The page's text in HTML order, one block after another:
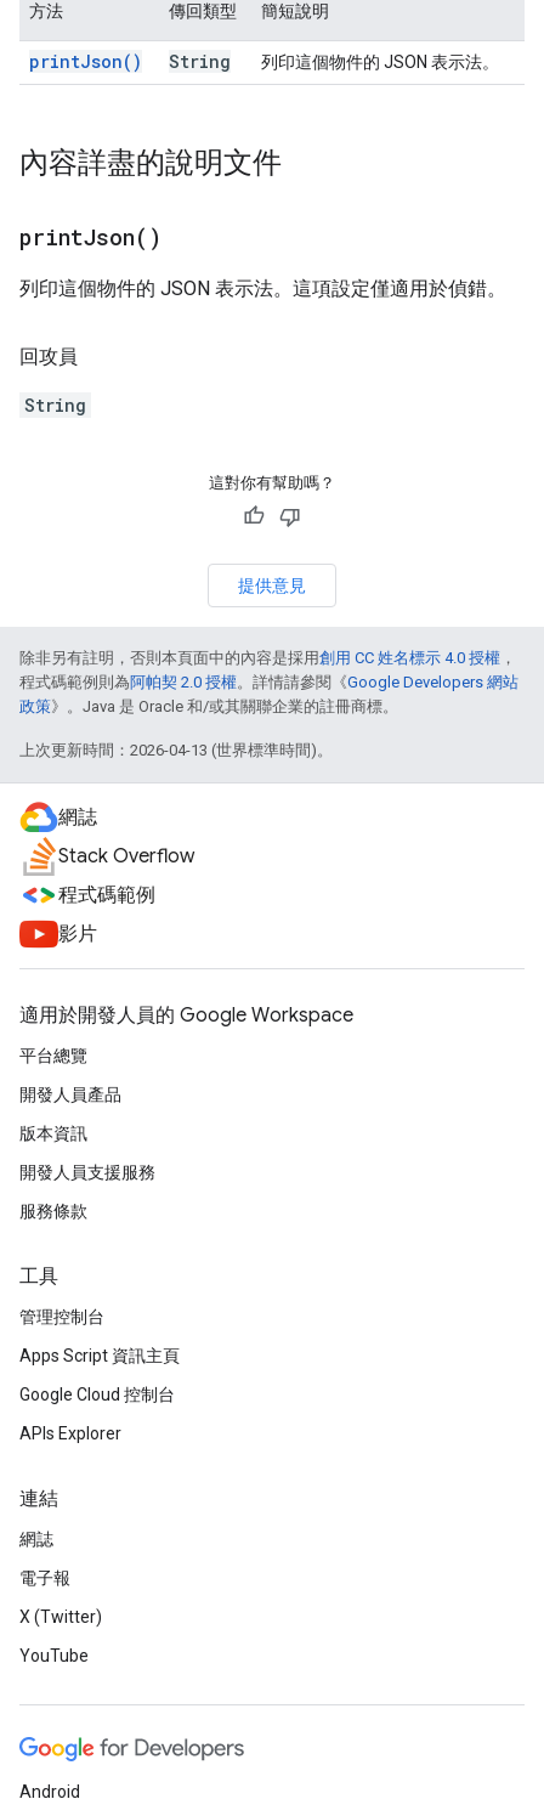
方法 傳回類型 簡短說明
printJson( ) String 列印這個物件的 JSON 表示法。
內容詳盡的說明文件
printJson( )
列印這個物件的 JSON 表示法。這項設定僅適用於偵錯。
回攻員
String
這對你有幫助嗎？
提供意見
除非另有註明，否則本頁面中的內容是採用創用 CC 姓名標示 4.0 授權 ，
程式碼範例則為阿帕契 2.0 授權。詳情請參閱《Google Developers 網站
政策》。Java 是 Oracle 和/或其關聯企業的註冊商標。
上次更新時間：2026-04-13 (世界標準時間)。
網誌
Stack Overflow
程式碼範例
影片
適用於開發人員的 Google Workspace
平台總覽
開發人員產品
版本資訊
開發人員支援服務
服務條款
工具
管理控制台
Apps Script 資訊主頁
Google Cloud 控制台
APIs Explorer
連結
網誌
電子報
X (Twitter)
YouTube
Android